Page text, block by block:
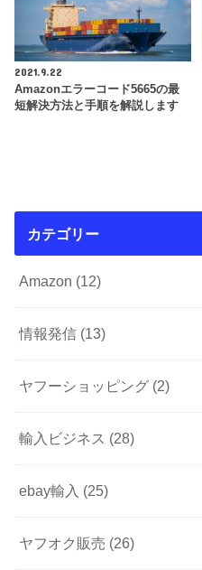
2021.9.22
Amazonエラーコード5665の最
短解決方法と手順を解説します
カテゴリー
Amazon (12)
情報発信 (13)
ヤフーショッピング (2)
輸入ビジネス (28)
ebay輸入 (25)
ヤフオク販売 (26)